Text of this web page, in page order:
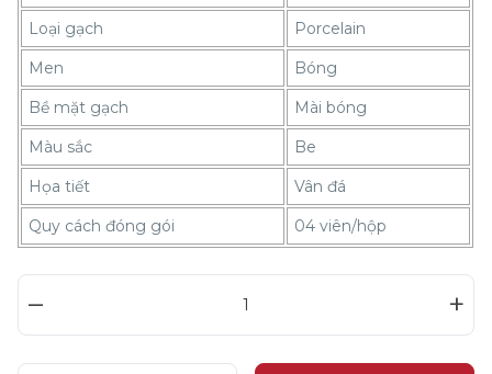
Loại gạch
Porcelain
Men
Bóng
Bề mặt gạch
Mài bóng
Màu sắc
Be
Họa tiết
Vân đá
Quy cách đóng gói
04 viên/hộp
– +